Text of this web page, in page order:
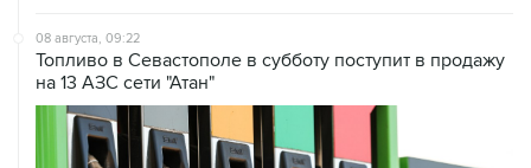
08 августа, 09:22
Топливо в Севастополе в субботу поступит в продажу
на 13 АЗС сети "Атан"